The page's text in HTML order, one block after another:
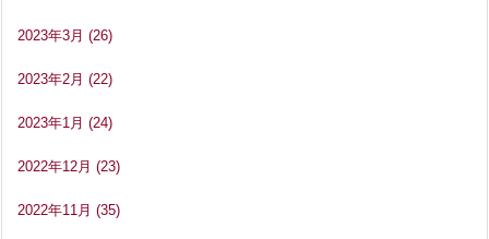
2023年3月 (26)
2023年2月 (22)
2023年1月 (24)
2022年12月 (23)
2022年11月 (35)